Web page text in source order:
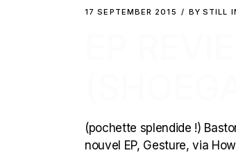
17 SEPTEMBER 2015 BY STILL
(pochette splendide !)
nouvel EP, Gesture, via